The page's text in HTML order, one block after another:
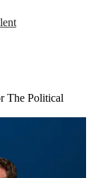
The Political